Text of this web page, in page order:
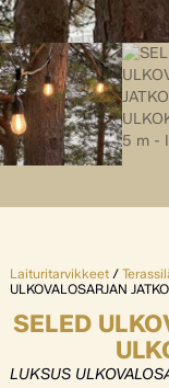
Laituritarvikkeet/
ULKOVALOSARJAN
SELED
LUKSUS